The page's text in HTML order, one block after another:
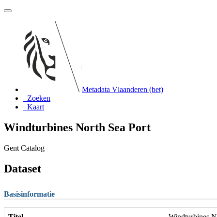
Metadata Vlaanderen (bet)
Zoeken
Kaart
Windturbines North Sea Port
Gent Catalog
Dataset
Basisinformatie